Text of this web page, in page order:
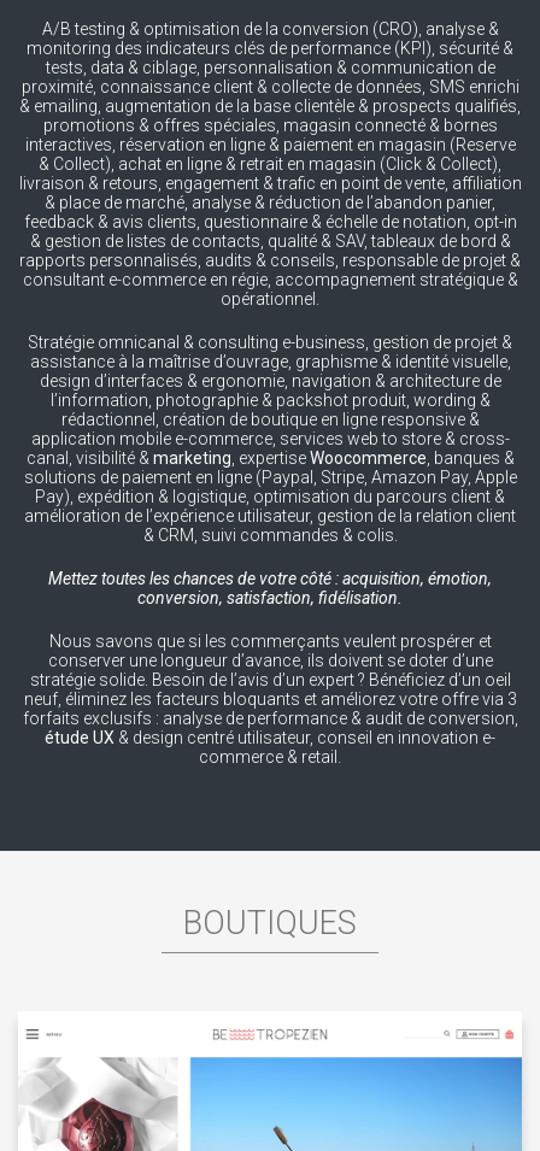
A/B testing & optimisation de la conversion (CRO), analyse &
monitoring des indicateurs clés de performance (KPI), sécurité &
tests, data & ciblage, personnalisation & communication de
proximité, connaissance client & collecte de données, SMS enrichi
& emailing, augmentation de la base clientèle & prospects qualifiés,
promotions & offres spéciales, magasin connecté & bornes
interactives, réservation en ligne & paiement en magasin (Reserve
& Collect), achat en ligne & retrait en magasin (Click & Collect),
livraison & retours, engagement & trafic en point de vente, affiliation
& place de marché, analyse & réduction de l’abandon panier,
feedback & avis clients, questionnaire & échelle de notation, opt-in
& gestion de listes de contacts, qualité & SAV, tableaux de bord &
rapports personnalisés, audits & conseils, responsable de projet &
consultant e-commerce en régie, accompagnement stratégique &
opérationnel.
Stratégie omnicanal & consulting e-business, gestion de projet &
assistance à la maîtrise d’ouvrage, graphisme & identité visuelle,
design d’interfaces & ergonomie, navigation & architecture de
l’information, photographie & packshot produit, wording &
rédactionnel, création de boutique en ligne responsive &
application mobile e-commerce, services web to store & cross-
canal, visibilité & marketing , expertiseWoocommerce , banques &
solutions de paiement en ligne (Paypal, Stripe, Amazon Pay, Apple
Pay), expédition & logistique, optimisation du parcours client &
amélioration de l’expérience utilisateur, gestion de la relation client
& CRM, suivi commandes & colis.
Mettez toutes les chances de votre côté : acquisition, émotion,
conversion, satisfaction, fidélisation.
Nous savons que si les commerçants veulent prospérer et
conserver une longueur d’avance, ils doivent se doter d’une
stratégie solide. Besoin de l’avis d’un expert ? Bénéficiez d’un oeil
neuf, éliminez les facteurs bloquants et améliorez votre offre via 3
forfaits exclusifs : analyse de performance & audit de conversion,
étude UX & design centré utilisateur, conseil en innovation e-
commerce & retail.
BOUTIQUES